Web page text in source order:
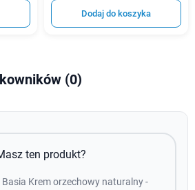
Dodaj do koszyka
(0)
ten produkt?
Basia Krem orzechowy naturalny -